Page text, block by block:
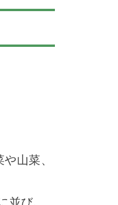
山菜、
び、